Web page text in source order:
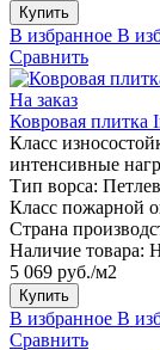
Купить
В избранное В
Сравнить
На заказ
Ковровая плитка
Класс
интенсивные
Тип ворса:
Класс пожарной
Страна
Наличие товара:
5 069 руб./м2
Купить
В избранное В
Сравнить